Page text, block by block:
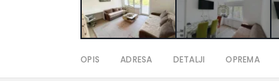
OPIS ADRESA DETALJI OPREMA